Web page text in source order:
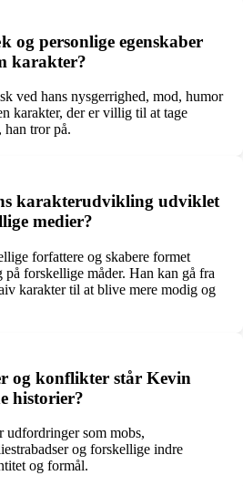
personlige egenskaber
karakter?
ved hans nysgerrighed, mod, humor
karakter, der er villig til at tage
han tror på.
karakterudvikling udviklet
medier?
forfattere og skabere formet
forskellige måder. Han kan gå fra
karakter til at blive mere modig og
og konflikter står Kevin
historier?
som mobs,
og forskellige indre
og formål.